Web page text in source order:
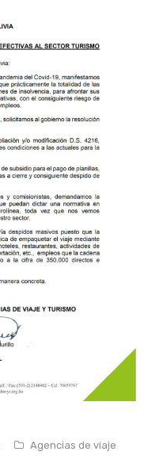
Agencias de viaje